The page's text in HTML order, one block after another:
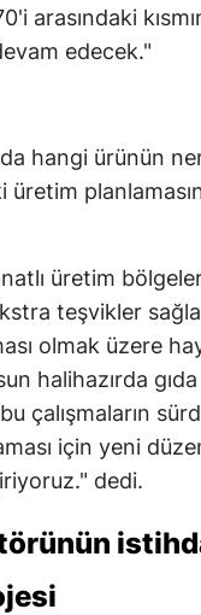
arasındaki
edecek."
hangi ürünün
üretim
teşvikler
olmak üzere
halihazırda
çalışmaların
için yeni
dedi.